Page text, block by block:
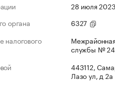
28 июля 2023
органа
6327
налогового
службы № 24
443112,
Лазо ул, д 2а